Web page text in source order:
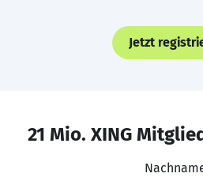
Jetzt
21 Mio. XING